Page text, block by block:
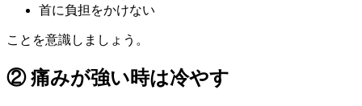
首に負担をかけない
ことを意識しましょう。
② 痛みが強い時は冷やす